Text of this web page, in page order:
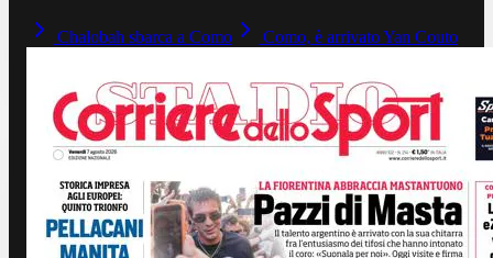
Chalobah sbarca a Como Como, è arrivato Yan Couto